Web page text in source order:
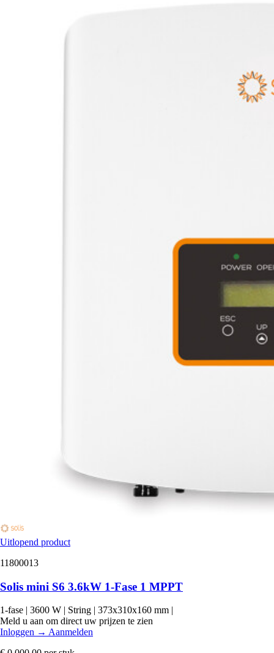
Uitlopend product
11800013
Solis mini S6 3.6kW 1-Fase 1 MPPT
1-fase | 3600 W | String | 373x310x160 mm |
Meld u aan om direct uw prijzen te zien
Inloggen → Aanmelden